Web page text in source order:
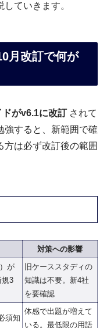
ていきます。
月改訂で何が
がv6.1に改訂されて
強すると、新範囲で確
は必ず改訂後の範囲
対策への影響
が
3
旧ケーススタディの
知識は不要。新4社
を要確認
須知
体感で出題が増えて
いる。最低限の用語